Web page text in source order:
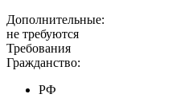
Дополнительные:
не требуются
Требования
Гражданство:
РФ